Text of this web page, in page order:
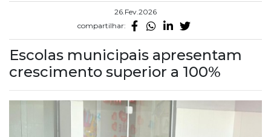
26.Fev.2026
compartilhar:
Escolas municipais apresentam
crescimento superior a 100%